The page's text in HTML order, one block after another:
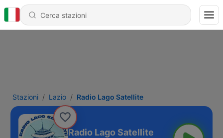
Stazioni Lazio Radio Lago Satellite
Radio Lago Satellite